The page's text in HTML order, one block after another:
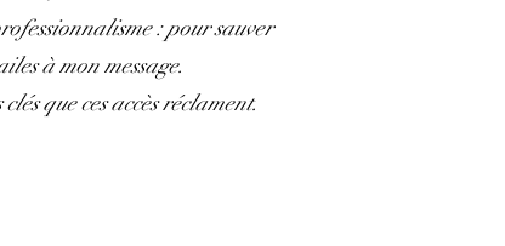
: pour sauver
à mon message.
que ces accès réclament.